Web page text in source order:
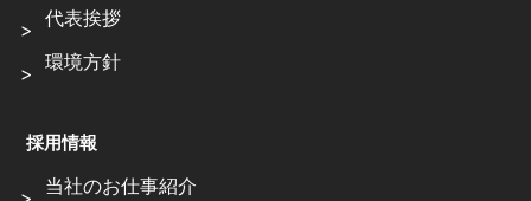
代表挨拶
環境方針
採用情報
当社のお仕事紹介